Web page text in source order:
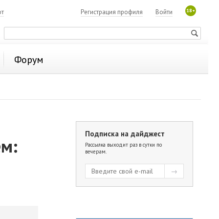
18+
Войти
Регистрация профиля
Форум
Подписка на дайджест
Рассылка выходит раз в сутки по
вечерам.